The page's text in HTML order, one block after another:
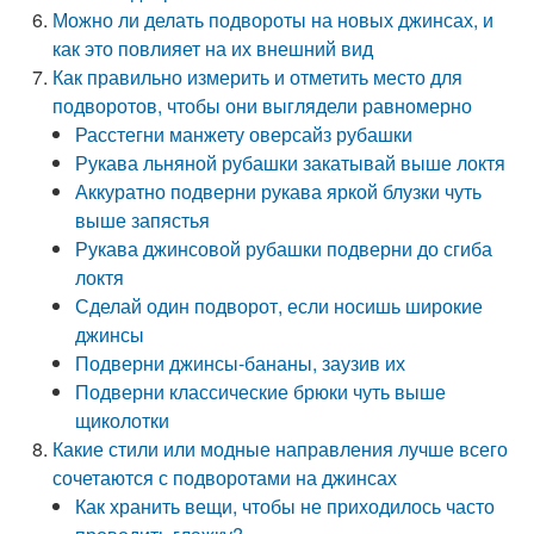
Можно ли делать подвороты на новых джинсах, и
как это повлияет на их внешний вид
Как правильно измерить и отметить место для
подворотов, чтобы они выглядели равномерно
Расстегни манжету оверсайз рубашки
Рукава льняной рубашки закатывай выше локтя
Аккуратно подверни рукава яркой блузки чуть
выше запястья
Рукава джинсовой рубашки подверни до сгиба
локтя
Сделай один подворот, если носишь широкие
джинсы
Подверни джинсы-бананы, заузив их
Подверни классические брюки чуть выше
щиколотки
Какие стили или модные направления лучше всего
сочетаются с подворотами на джинсах
Как хранить вещи, чтобы не приходилось часто